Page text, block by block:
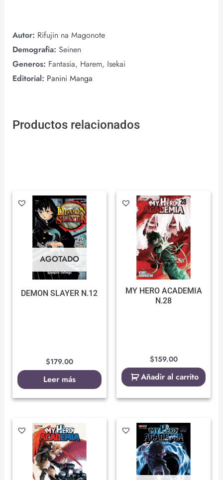
Autor: Rifujin na Magonote
Demografia: Seinen
Generos: Fantasia, Harem, Isekai
Editorial: Panini Manga
Productos relacionados
AGOTADO
DEMON SLAYER N.12
$179.00
Leer más
MY HERO ACADEMIA
N.28
$159.00
Añadir al carrito